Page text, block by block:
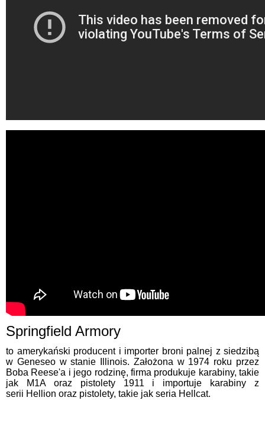
Springfield Armory
to amerykański producent i importer broni palnej z siedzibą
w Geneseo w stanie Illinois. Założona w 1974 roku przez
Boba Reese'a i jego rodzinę, firma produkuje karabiny, takie
jak M1A oraz pistolety 1911 i importuje karabiny z
serii Hellion oraz pistolety, takie jak seria Hellcat.